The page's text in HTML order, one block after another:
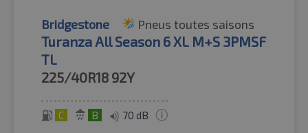
Bridgestone Pneus toutes saisons
Turanza All Season 6 XL M+S 3PMSF
TL
225/40R18 92Y
C B 70 dB